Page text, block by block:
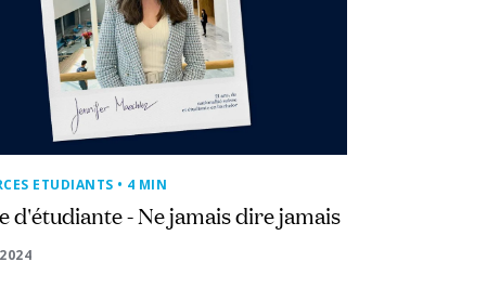
ETUDIANTS • 4 MIN
d'étudiante - Ne jamais dire jamais